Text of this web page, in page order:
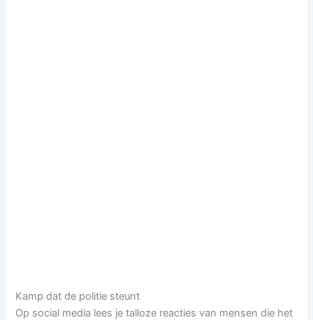
Kamp dat de politie steunt
Op social media lees je talloze reacties van mensen die het